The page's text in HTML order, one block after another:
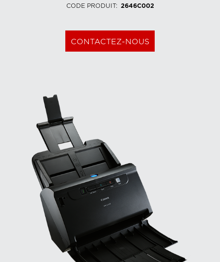
CODE PRODUIT: 2646C002
CONTACTEZ-NOUS